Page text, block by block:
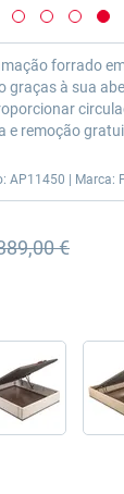
forrado
graças à sua
e remoção
AP11450 | Marca:
anterior
anterior 1
€